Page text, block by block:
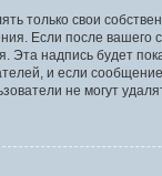
только свои
Если после
надпись будет
и если
не могут